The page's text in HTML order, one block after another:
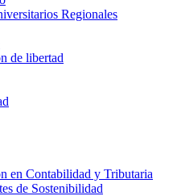
Regionales
de libertad
en Contabilidad y Tributaria
de Sostenibilidad